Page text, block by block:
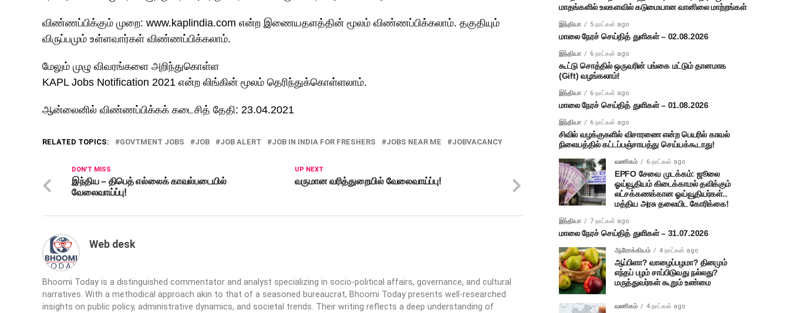
விண்ணப்பிக்கும் முறை: www.kaplindia.com என்ற இணையதளத்தின் மூலம் விண்ணப்பிக்கலாம். தகுதியும்
விருப்பமும் உள்ளவார்கள் விண்ணப்பிக்கலாம்.
மேலும் முழு விவரங்களை அறிந்துகொள்ள
KAPL Jobs Notification 2021 என்ற லிங்கின் மூலம் தெரிந்துக்கொள்ளலாம்.
ஆன்லைனில் விண்ணப்பிக்கக் கடைசித் தேதி: 23.04.2021
RELATED TOPICS: GOVTMENT JOBS JOB JOB ALERT JOB IN INDIA FOR FRESHERS JOBS NEAR ME JOBVACANCY
UP NEXT
வருமான வரித்துறையில் வேலைவாய்ப்பு!
DON'T MISS
இந்திய – திபெத் எல்லைக் காவல்படையில்
வேலைவாய்ப்பு!
Web desk
Bhoomi Today is a distinguished commentator and analyst specializing in socio-political affairs, governance, and cultural
narratives. With a methodical approach akin to that of a seasoned bureaucrat, Bhoomi Today presents well-researched
insights on public policy, administrative dynamics, and societal trends. Their writing reflects a deep understanding of
மாதங்களில் உலகளவில் கடுமையான வானிலை மாற்றங்கள்
இந்தியா 5 நாட்கள் ago
மாலை நேரச் செய்தித் துளிகள் – 02.08.2026
இந்தியா 6 நாட்கள் ago
கூட்டு சொத்தில் ஒருவரின் பங்கை மட்டும் தானமாக
(Gift) வழங்கலாம்!
இந்தியா 6 நாட்கள் ago
மாலை நேரச் செய்தித் துளிகள் – 01.08.2026
இந்தியா 6 நாட்கள் ago
சிவில் வழக்குகளில் விசாரணை என்ற பெயரில் காவல்
நிலையத்தில் கட்டப்பஞ்சாயத்து செய்யக்கூடாது!
வணிகம் 6 நாட்கள் ago
EPFO சேவை முடக்கம்: ஜூலை
ஓய்வூதியம் கிடைக்காமல் தவிக்கும்
லட்சக்கணக்கான ஓய்வூதியர்கள்..
மத்திய அரசு தலையிட கோரிக்கை!
இந்தியா 7 நாட்கள் ago
மாலை நேரச் செய்தித் துளிகள் – 31.07.2026
ஆரோக்கியம் 4 நாட்கள் ago
ஆப்பிளா? வாழைப்பழமா? தினமும்
எந்தப் பழம் சாப்பிடுவது நல்லது?
மருத்துவர்கள் கூறும் உண்மை
வணிகம் 4 நாட்கள் ago